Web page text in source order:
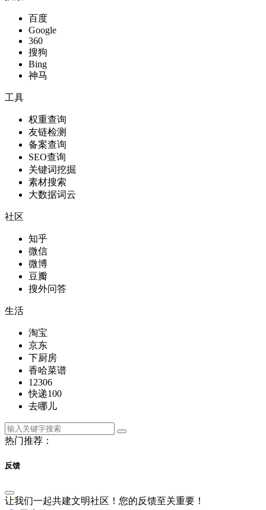
百度
Google
360
搜狗
Bing
神马
工具
权重查询
友链检测
备案查询
SEO查询
关键词挖掘
素材搜索
大数据词云
社区
知乎
微信
微博
豆瓣
搜外问答
生活
淘宝
京东
下厨房
香哈菜谱
12306
快递100
去哪儿
热门推荐：
反馈
让我们一起共建文明社区！您的反馈至关重要！